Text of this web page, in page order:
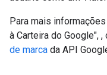
Para mais
à Carteira do Google",
de marca da API